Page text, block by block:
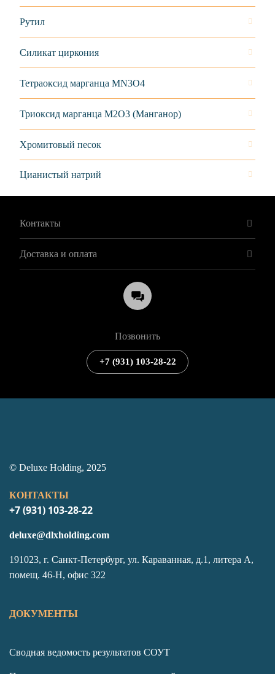
Рутил
Силикат циркония
Тетраоксид марганца MN3O4
Триоксид марганца M2О3 (Манганор)
Хромитовый песок
Цианистый натрий
Контакты
Доставка и оплата
Позвонить
+7 (931) 103-28-22
© Deluxe Holding, 2025
КОНТАКТЫ
+7 (931) 103-28-22
deluxe@dlxholding.com
191023, г. Санкт-Петербург, ул. Караванная, д.1, литера А,
помещ. 46-Н, офис 322
ДОКУМЕНТЫ
Сводная ведомость результатов СОУТ